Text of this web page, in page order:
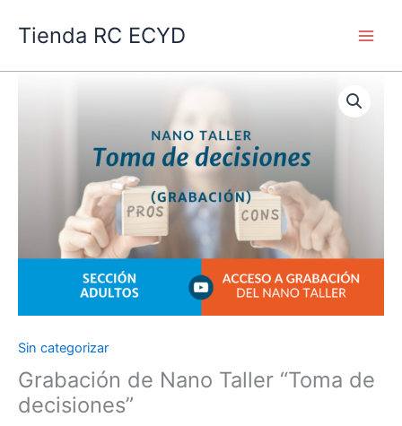
Tienda RC ECYD
Sin categorizar
Grabación de Nano Taller “Toma de
decisiones”
Grabación
de
Nano
Taller